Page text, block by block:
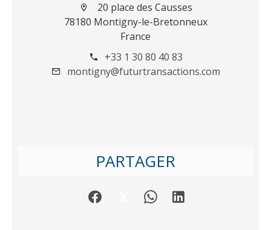
20 place des Causses
78180 Montigny-le-Bretonneux
France
+33 1 30 80 40 83
montigny@futurtransactions.com
PARTAGER